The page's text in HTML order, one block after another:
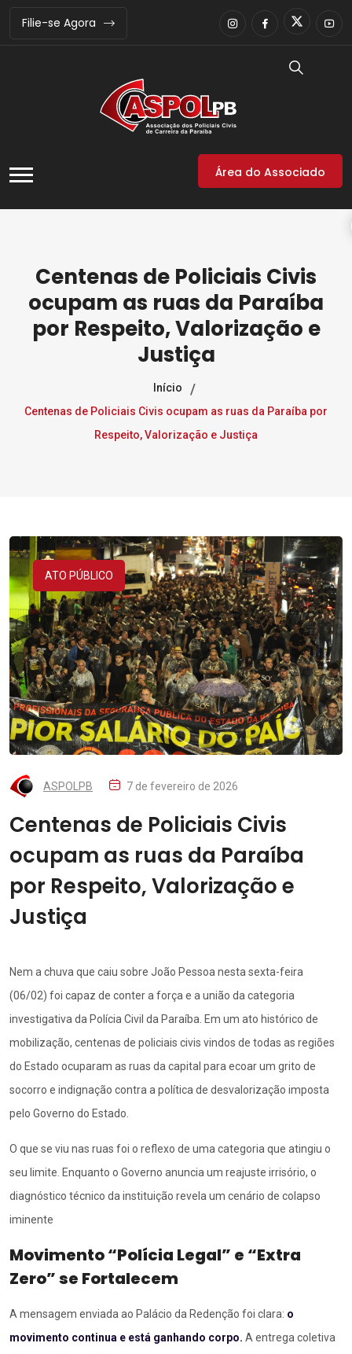
Filie-se Agora
Área do Associado
Centenas de Policiais Civis
ocupam as ruas da Paraíba
por Respeito, Valorização e
Justiça
Início
Centenas de Policiais Civis ocupam as ruas da Paraíba por
Respeito, Valorização e Justiça
ATO PÚBLICO
ASPOLPB 7 de fevereiro de 2026
Centenas de Policiais Civis
ocupam as ruas da Paraíba
por Respeito, Valorização e
Justiça
Nem a chuva que caiu sobre João Pessoa nesta sexta-feira
(06/02) foi capaz de conter a força e a união da categoria
investigativa da Polícia Civil da Paraíba. Em um ato histórico de
mobilização, centenas de policiais civis vindos de todas as regiões
do Estado ocuparam as ruas da capital para ecoar um grito de
socorro e indignação contra a política de desvalorização imposta
pelo Governo do Estado.
O que se viu nas ruas foi o reflexo de uma categoria que atingiu o
seu limite. Enquanto o Governo anuncia um reajuste irrisório, o
diagnóstico técnico da instituição revela um cenário de colapso
iminente
Movimento “Polícia Legal” e “Extra
Zero” se Fortalecem
A mensagem enviada ao Palácio da Redenção foi clara: o
movimento continua e está ganhando corpo. A entrega coletiva